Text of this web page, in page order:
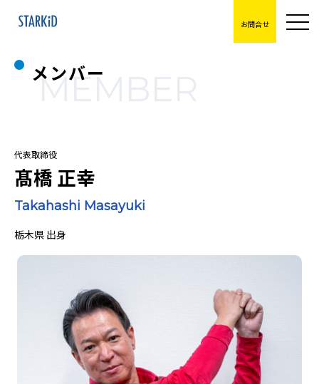
お問合せ
メンバー
MEMBER
代表取締役
髙橋 正幸
Takahashi Masayuki
栃木県 出身